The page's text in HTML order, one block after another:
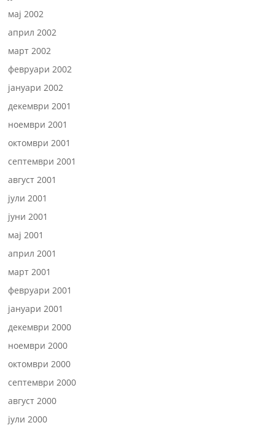
мај 2002
април 2002
март 2002
февруари 2002
јануари 2002
декември 2001
ноември 2001
октомври 2001
септември 2001
август 2001
јули 2001
јуни 2001
мај 2001
април 2001
март 2001
февруари 2001
јануари 2001
декември 2000
ноември 2000
октомври 2000
септември 2000
август 2000
јули 2000